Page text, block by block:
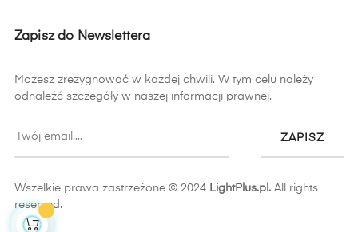
Zapisz do Newslettera
Możesz zrezygnować w każdej chwili. W tym celu należy
odnaleźć szczegóły w naszej informacji prawnej.
ZAPISZ
Wszelkie prawa zastrzeżone © 2024 LightPlus.pl. All rights
reserved.